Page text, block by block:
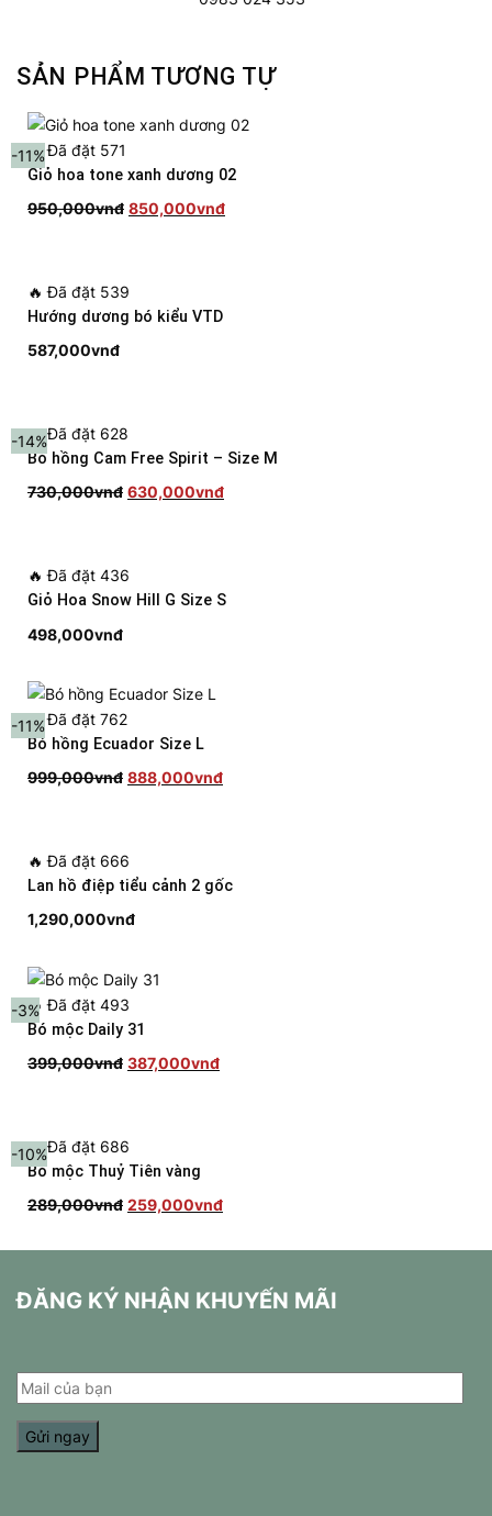
SẢN PHẨM TƯƠNG TỰ
-11%
🔥 Đã đặt 571
Giỏ hoa tone xanh dương 02
950,000vnđ Giá
850,000vnđGiá
🔥 Đã đặt 539
Hướng dương bó kiểu VTD
587,000vnđ
-14%
🔥 Đã đặt 628
Bó hồng Cam Free Spirit – Size M
730,000vnđ Giá
730,000vnđ.
630,000vnđGiá
630,000vnđ.
🔥 Đã đặt 436
Giỏ Hoa Snow Hill G Size S
498,000vnđ
-11%
🔥 Đã đặt 762
Bó hồng Ecuador Size L
999,000vnđ Giá
999,000vnđ.
888,000vnđGiá
888,000vnđ.
🔥 Đã đặt 666
Lan hồ điệp tiểu cảnh 2 gốc
1,290,000vnđ
-3%
🔥 Đã đặt 493
Bó mộc Daily 31
399,000vnđ Giá
399,000vnđ.
387,000vnđGiá
-10%
🔥 Đã đặt 686
Bó mộc Thuỷ Tiên vàng
289,000vnđ Giá
là:
259,000vnđGiá
tại
259,000vnđ.
ĐĂNG KÝ NHẬN KHUYẾN MÃI